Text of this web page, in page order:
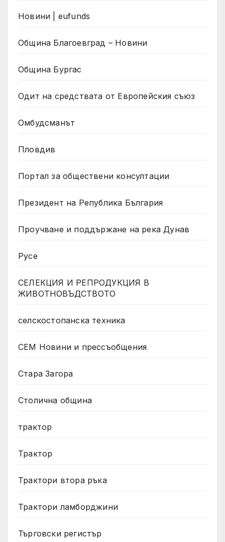
Новини | eufunds
Община Благоевград – Новини
Община Бургас
Одит на средствата от Европейския съюз
Омбудсманът
Пловдив
Портал за обществени консултации
Президент на Република България
Проучване и поддържане на река Дунав
Русе
СЕЛЕКЦИЯ И РЕПРОДУКЦИЯ В
ЖИВОТНОВЪДСТВОТО
селскостопанска техника
СЕМ Новини и прессъобщения
Стара Загора
Столична община
трактор
Трактор
Трактори втора ръка
Трактори ламборджини
Търговски регистър